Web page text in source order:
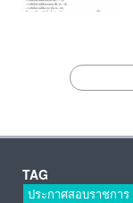
TAG
ประกาศสอบราชการ